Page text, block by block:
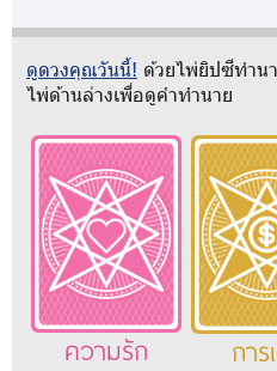
ดูดวงคุณวันนี้! ด้วยไพ่ยิปซีทำน
ไพ่ด้านล่างเพื่อดูคำทำนาย
ความรัก การ